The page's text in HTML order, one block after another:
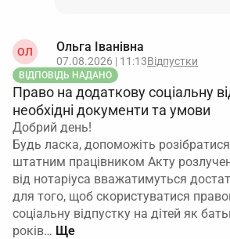
ОЛ Ольга Іванівна
07.08.2026 | 11:13Відпустки
ВІДПОВІДЬ НАДАНО
Право на додаткову соціальну
необхідні документи та умови
Добрий день!
Будь ласка, допоможіть
штатним працівником Акту
від нотаріуса вважатимуться
для того, щоб скористуватися
соціальну відпустку на дітей як
років…